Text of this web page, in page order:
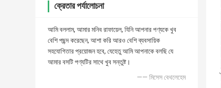
ক্রেতার পর্যালোচনা
আমি বললাম, আমার মনিব রাফায়েল, যিনি আপনার পণ্যকে খুব
বেশি পছন্দ করেছেন, আশা করি আরও বেশি ব্যবসায়িক
সহযোগিতার প্রয়োজন হবে, যেহেতু আমি আপনাকে বলছি যে
আমার বসটি পণ্যটির সাথে খুব সন্তুষ্ট।
—— মিসেস বেথলেহেম